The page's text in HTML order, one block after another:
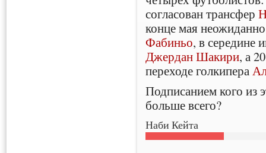
согласован трансфер
конце мая
Фабиньо, в середине
Джердан Шакири, а
переходе голкипера
Подписанием кого из
больше всего?
Наби Кейта